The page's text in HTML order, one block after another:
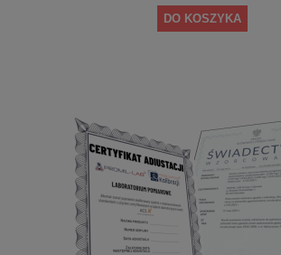
DO KOSZYKA